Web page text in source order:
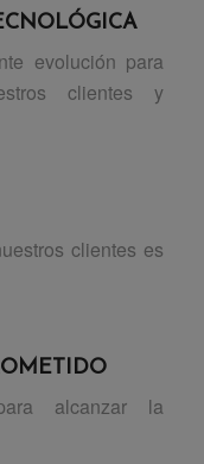
evolución para
clientes y
clientes es
alcanzar la